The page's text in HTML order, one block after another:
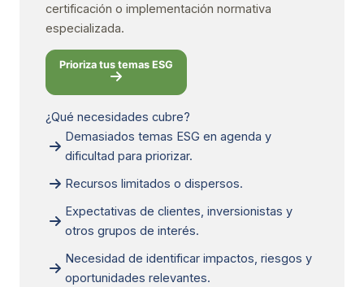
certificación o implementación normativa
especializada.
Prioriza tus temas ESG
¿Qué necesidades cubre?
Demasiados temas ESG en agenda y
dificultad para priorizar.
Recursos limitados o dispersos.
Expectativas de clientes, inversionistas y
otros grupos de interés.
Necesidad de identificar impactos, riesgos y
oportunidades relevantes.